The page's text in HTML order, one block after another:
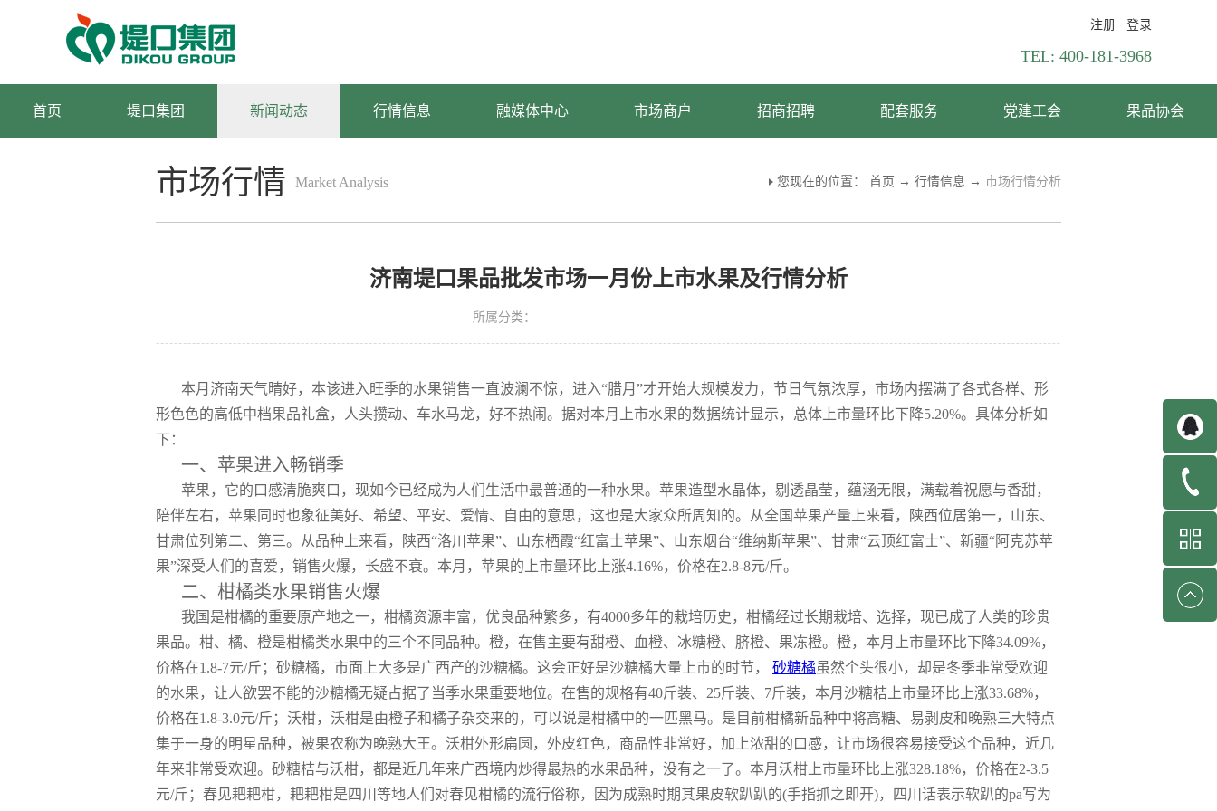
登录
注册
TEL: 400-181-3968
首页 堤口集团 新闻动态 行情信息 融媒体中心 市场商户 招商招聘 配套服务 党建工会 果品协会
市场行情
分析
Market Analysis 您现在的位置： 首页 → 行情信息 → 市场行情分析
济南堤口果品批发市场一月份上市水果及行情分析
所属分类：
本月济南天气晴好，本该进入旺季的水果销售一直波澜不惊，进入“腊月”才开始大规模发力，节日气氛浓厚，市场内摆满了各式各样、形
形色色的高低中档果品礼盒，人头攒动、车水马龙，好不热闹。据对本月上市水果的数据统计显示，总体上市量环比下降5.20%。具体分析如
下：
一、苹果进入畅销季
苹果，它的口感清脆爽口，现如今已经成为人们生活中最普通的一种水果。苹果造型水晶体，剔透晶莹，蕴涵无限，满载着祝愿与香甜，
陪伴左右，苹果同时也象征美好、希望、平安、爱情、自由的意思，这也是大家众所周知的。从全国苹果产量上来看，陕西位居第一，山东、
甘肃位列第二、第三。从品种上来看，陕西“洛川苹果”、山东栖霞“红富士苹果”、山东烟台“维纳斯苹果”、甘肃“云顶红富士”、新疆“阿克苏苹
果”深受人们的喜爱，销售火爆，长盛不衰。本月，苹果的上市量环比上涨4.16%，价格在2.8-8元/斤。
二、柑橘类水果销售火爆
我国是柑橘的重要原产地之一，柑橘资源丰富，优良品种繁多，有4000多年的栽培历史，柑橘经过长期栽培、选择，现已成了人类的珍贵
果品。柑、橘、橙是柑橘类水果中的三个不同品种。橙，在售主要有甜橙、血橙、冰糖橙、脐橙、果冻橙。橙，本月上市量环比下降34.09%，
价格在1.8-7元/斤；砂糖橘，市面上大多是广西产的沙糖橘。这会正好是沙糖橘大量上市的时节， 砂糖橘虽然个头很小，却是冬季非常受欢迎
的水果，让人欲罢不能的沙糖橘无疑占据了当季水果重要地位。在售的规格有40斤装、25斤装、7斤装，本月沙糖桔上市量环比上涨33.68%，
价格在1.8-3.0元/斤；沃柑，沃柑是由橙子和橘子杂交来的，可以说是柑橘中的一匹黑马。是目前柑橘新品种中将高糖、易剥皮和晚熟三大特点
集于一身的明星品种，被果农称为晚熟大王。沃柑外形扁圆，外皮红色，商品性非常好，加上浓甜的口感，让市场很容易接受这个品种，近几
年来非常受欢迎。砂糖桔与沃柑，都是近几年来广西境内炒得最热的水果品种，没有之一了。本月沃柑上市量环比上涨328.18%，价格在2-3.5
元/斤；春见耙耙柑，耙耙柑是四川等地人们对春见柑橘的流行俗称，因为成熟时期其果皮软趴趴的(手指抓之即开)，四川话表示软趴的pa写为